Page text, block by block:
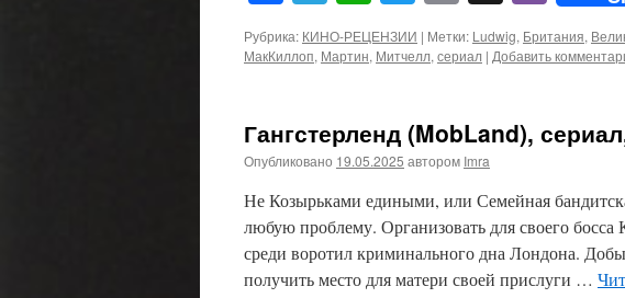
Рубрика: КИНО-РЕЦЕНЗИИ | Метки: Ludwig, Британия,
МакКиллоп, Мартин, Митчелл, сериал | Добавить
Гангстерленд (MobLand),
Опубликовано 19.05.2025 автором Imra
Не Козырьками едиными, или Семейная
любую проблему. Организовать для своего
среди воротил криминального дна Лондона.
получить место для матери своей прислуги …